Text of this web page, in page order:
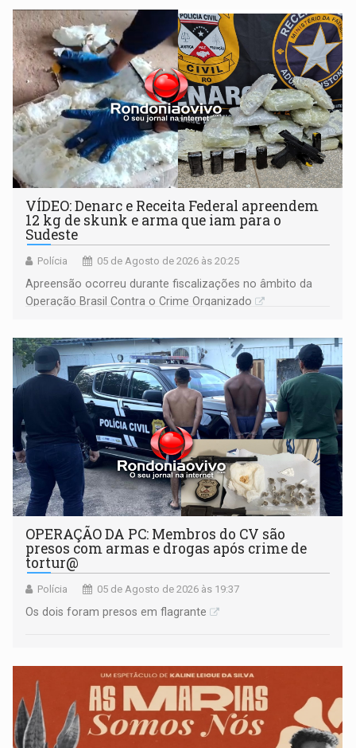
VÍDEO: Denarc e Receita Federal apreendem
12 kg de skunk e arma que iam para o
Sudeste
Polícia 05 de Agosto de 2026 às 20:25
Apreensão ocorreu durante fiscalizações no âmbito da
Operação Brasil Contra o Crime Organizado
OPERAÇÃO DA PC: Membros do CV são
presos com armas e drogas após crime de
tortur@
Polícia 05 de Agosto de 2026 às 19:37
Os dois foram presos em flagrante